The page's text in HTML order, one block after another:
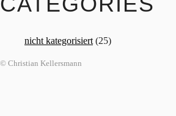
nicht kategorisiert (25)
© Christian Kellersmann